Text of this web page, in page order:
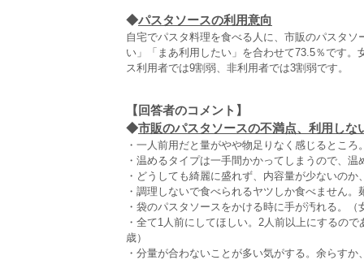
◆パスタソースの利用意向
自宅でパスタ料理を食べる人に、市販のパスタ
い」「まあ利用したい」を合わせて73.5％です
ス利用者では9割弱、非利用者では3割弱です。
【回答者のコメント】
◆市販のパスタソースの不満点、利用しな
・一人前用だと量がやや物足りなく感じるところ
・温めるタイプは一手間かかってしまうので、
・どうしても綺麗に盛れず、内容量が少ないの
・調理しないで食べられるヤツしか食べません
・袋のパスタソースをかける時に手が汚れる。（
・全て1人前にしてほしい。2人前以上にするの
歳）
・分量が合わないことが多い気がする。余らす